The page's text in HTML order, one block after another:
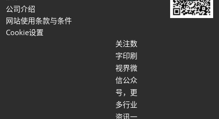
公司介绍
网站使用条款与条件
Cookie设置
关注数
字印刷
视界微
信公众
号，更
多行业
资讯一